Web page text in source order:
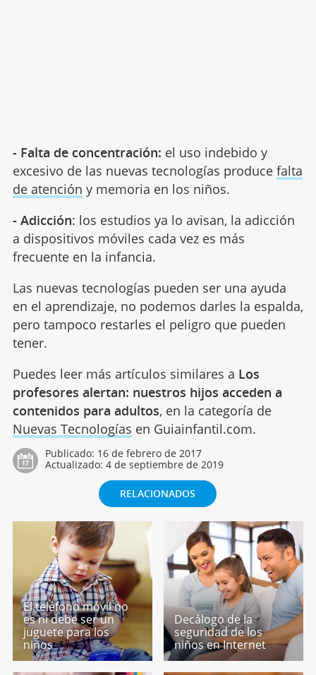
- Falta de concentración: el uso indebido y
excesivo de las nuevas tecnologías produce falta
de atención y memoria en los niños.
- Adicción: los estudios ya lo avisan, la adicción
a dispositivos móviles cada vez es más
frecuente en la infancia.
Las nuevas tecnologías pueden ser una ayuda
en el aprendizaje, no podemos darles la espalda,
pero tampoco restarles el peligro que pueden
tener.
Puedes leer más artículos similares a Los
profesores alertan: nuestros hijos acceden a
contenidos para adultos, en la categoría de
Nuevas Tecnologías en Guiainfantil.com.
Publicado: 16 de febrero de 2017
Actualizado: 4 de septiembre de 2019
RELACIONADOS
El teléfono móvil no
es ni debe ser un
juguete para los
niños
Decálogo de la
seguridad de los
niños en Internet